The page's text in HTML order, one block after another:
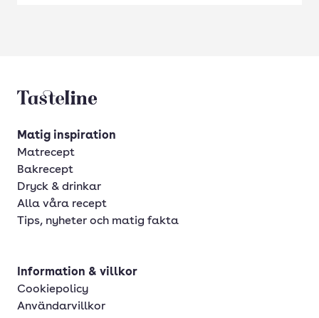
Tasteline startsida
Matig inspiration
Matrecept
Bakrecept
Dryck & drinkar
Alla våra recept
Tips, nyheter och matig fakta
Information & villkor
Cookiepolicy
Användarvillkor